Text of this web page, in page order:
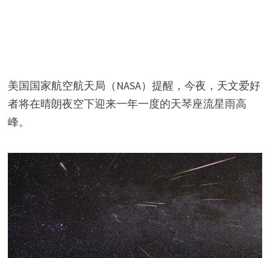
美国国家航空航天局（NASA）提醒，今夜，天文爱好
者将在晴朗夜空下迎来一年一度的天琴座流星雨高
峰。